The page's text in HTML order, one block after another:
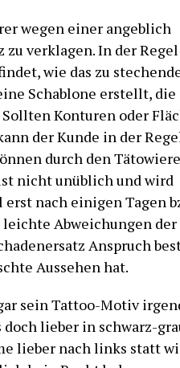
wegen einer angeblich
verklagen. In der Regel
wie das zu
Schablone erstellt, die
Konturen oder
der Kunde in der
durch den
nicht unüblich und wird
nach einigen Tagen
Abweichungen der
Anspruch
Aussehen hat.
sein Tattoo-Motiv
lieber in schwarz-
lieber nach links statt